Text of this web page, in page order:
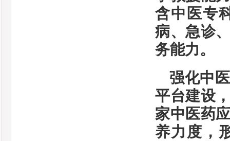
含中医专
病、急诊
务能力。
强化中
平台建设
家中医药
养力度，